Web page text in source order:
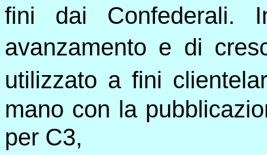
fini dai Confederali.
avanzamento e di
utilizzato a fini
mano con la
per C3,